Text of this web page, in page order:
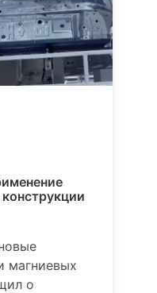
магниевых
о